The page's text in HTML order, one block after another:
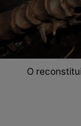
O